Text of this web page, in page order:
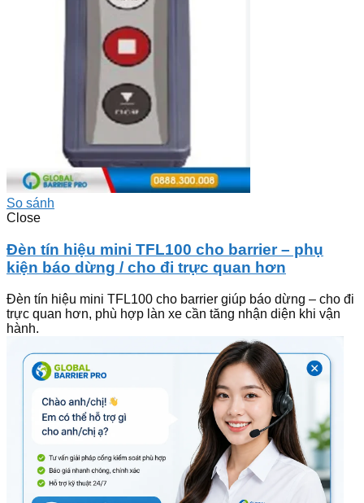
So sánh
Close
Đèn tín hiệu mini TFL100 cho barrier – phụ
kiện báo dừng / cho đi trực quan hơn
Đèn tín hiệu mini TFL100 cho barrier giúp báo dừng – cho đi
trực quan hơn, phù hợp làn xe cần tăng nhận diện khi vận
hành.